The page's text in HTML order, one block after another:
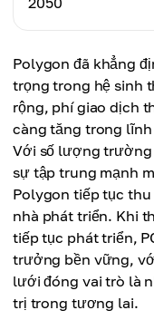
Giá tối đa
Giá trung bình
$46.00
Giá tối đa
$58.00
Giá trung bình
$49.00
$45.00
Giá tối đa
$60.00
Giá trung bình
$52.50
Polygon đã khẳng
trọng trong hệ sinh
rộng, phí giao dịch
càng tăng trong
Với số lượng trường
sự tập trung mạnh
Polygon tiếp tục
nhà phát triển. Khi
tiếp tục phát triển,
trưởng bền vững,
lưới đóng vai trò là
trị trong tương lai.